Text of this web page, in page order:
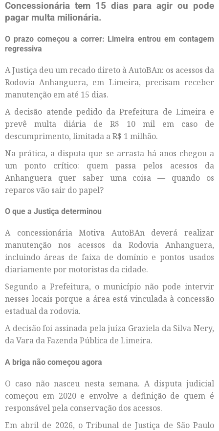
Concessionária tem 15 dias para agir ou pode
pagar multa milionária.
O prazo começou a correr: Limeira entrou em contagem
regressiva
A Justiça deu um recado direto à AutoBAn: os acessos da
Rodovia Anhanguera, em Limeira, precisam receber
manutenção em até 15 dias.
A decisão atende pedido da Prefeitura de Limeira e
prevê multa diária de R$ 10 mil em caso de
descumprimento, limitada a R$ 1 milhão.
Na prática, a disputa que se arrasta há anos chegou a
um ponto crítico: quem passa pelos acessos da
Anhanguera quer saber uma coisa — quando os
reparos vão sair do papel?
O que a Justiça determinou
A concessionária Motiva AutoBAn deverá realizar
manutenção nos acessos da Rodovia Anhanguera,
incluindo áreas de faixa de domínio e pontos usados
diariamente por motoristas da cidade.
Segundo a Prefeitura, o município não pode intervir
nesses locais porque a área está vinculada à concessão
estadual da rodovia.
A decisão foi assinada pela juíza Graziela da Silva Nery,
da Vara da Fazenda Pública de Limeira.
A briga não começou agora
O caso não nasceu nesta semana. A disputa judicial
começou em 2020 e envolve a definição de quem é
responsável pela conservação dos acessos.
Em abril de 2026, o Tribunal de Justiça de São Paulo